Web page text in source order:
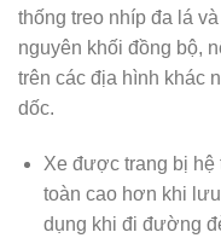
thống treo nhíp đa lá
nguyên khối đồng bộ,
trên các địa hình khác
dốc.
Xe được trang bị hệ
toàn cao hơn khi
dụng khi đi đường